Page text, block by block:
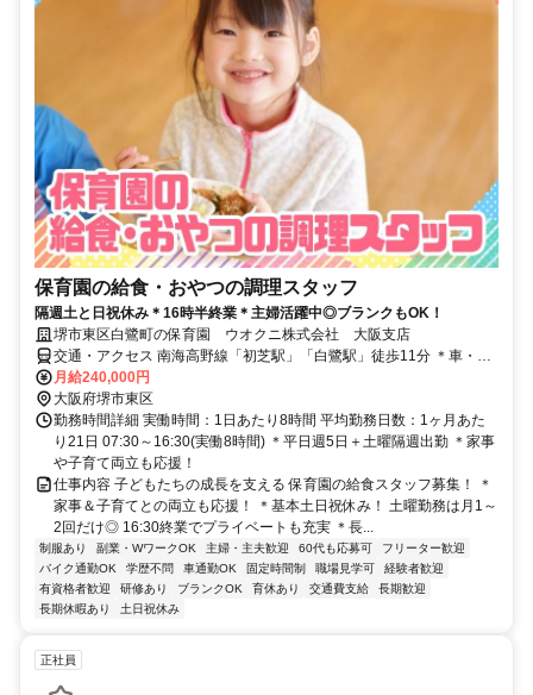
保育園の給食・おやつの調理スタッフ
隔週土と日祝休み＊16時半終業＊主婦活躍中◎ブランクもOK！
堺市東区白鷺町の保育園 ウオクニ株式会社 大阪支店
交通・アクセス 南海高野線「初芝駅」「白鷺駅」徒歩11分 ＊車・バ
イク通勤OK
月給240,000円
大阪府堺市東区
勤務時間詳細 実働時間：1日あたり8時間 平均勤務日数：1ヶ月あた
り21日 07:30～16:30(実働8時間) ＊平日週5日＋土曜隔週出勤 ＊家事
や子育て両立も応援！
仕事内容 子どもたちの成長を支える 保育園の給食スタッフ募集！ ＊
家事＆子育てとの両立も応援！ ＊基本土日祝休み！ 土曜勤務は月1～
2回だけ◎ 16:30終業でプライベートも充実 ＊長...
制服あり 副業・WワークOK 主婦・主夫歓迎 60代も応募可
フリーター歓迎
バイク通勤OK
学歴不問 車通勤OK 固定時間制 職場見学可
経験者歓迎
有資格者歓迎
研修あり ブランクOK 育休あり 交通費支給
長期歓迎
長期休暇あり
土日祝休み
正社員